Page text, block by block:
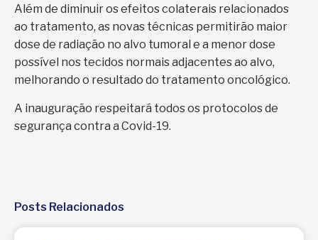
Além de diminuir os efeitos colaterais relacionados
ao tratamento, as novas técnicas permitirão maior
dose de radiação no alvo tumoral e a menor dose
possível nos tecidos normais adjacentes ao alvo,
melhorando o resultado do tratamento oncológico.
A inauguração respeitará todos os protocolos de
segurança contra a Covid-19.
Posts Relacionados